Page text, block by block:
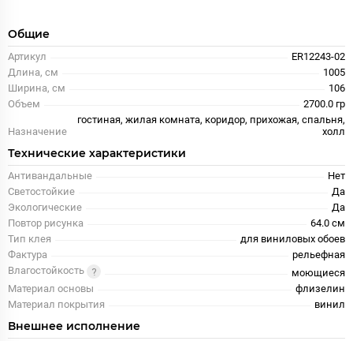
Общие
Артикул
ER12243-02
Длина, см
1005
Ширина, см
106
Объем
2700.0 гр
Назначение
гостиная, жилая комната, коридор, прихожая, спальня,
холл
Технические характеристики
Антивандальные
Нет
Светостойкие
Да
Экологические
Да
Повтор рисунка
64.0 см
Тип клея
для виниловых обоев
Фактура
рельефная
Влагостойкость
моющиеся
Материал основы
флизелин
Материал покрытия
винил
Внешнее исполнение